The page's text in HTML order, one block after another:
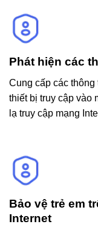
Phát hiện các
Cung cấp các
thiết bị truy cập vào
lạ truy cập mạng
Bảo vệ trẻ em
Internet